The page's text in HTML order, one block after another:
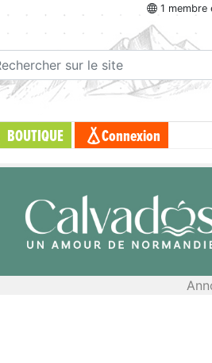
1 membre
BOUTIQUE Connexion